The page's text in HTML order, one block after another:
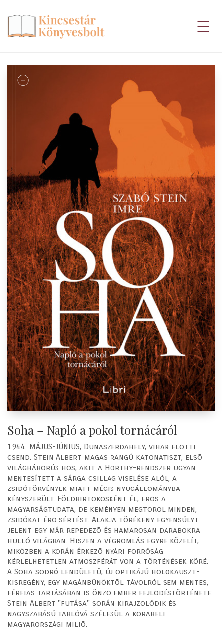
Soha – Napló a pokol tornácáról
1944. MÁJUS-JÚNIUS, Dunaszerdahely, vihar elõtti
csend. Stein Albert magas rangú katonatiszt, elsõ
világháborús hõs, akit a Horthy-rendszer ugyan
mentesített a sárga csillag viselése alól, a
zsidótörvények miatt mégis nyugállományba
kényszerült. Földbirtokosként él, erõs a
magyarságtudata, de keményen megtorol minden,
zsidókat érõ sértést. Alakja törékeny egyensúlyt
jelent egy már repedezõ és hamarosan darabokra
hulló világban. Hiszen a végromlás egyre közelít,
miközben a korán érkezõ nyári forróság
kérlelhetetlen atmoszférát von a történések köré.
A Soha sodró lendületû, új optikájú holokauszt-
kisregény, egy magánbûnöktõl távolról sem mentes,
férfias tartásában is önzõ ember fejlõdéstörténete:
Stein Albert "futása" során kirajzolódik és
nagyszabású tablóvá szélesül a korabeli
magyarországi miliõ.